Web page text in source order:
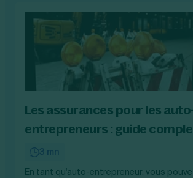
Les assurances pour les
entrepreneurs : guide
3 mn
En tant qu'auto-entrepreneur, vous